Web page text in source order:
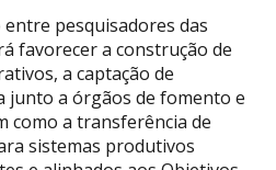
pesquisadores das
favorecer a construção de
a captação de
junto a órgãos de fomento e
como a transferência de
sistemas produtivos